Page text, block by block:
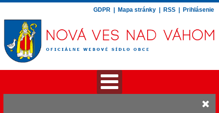
GDPR Mapa stránky RSS Prihlásenie